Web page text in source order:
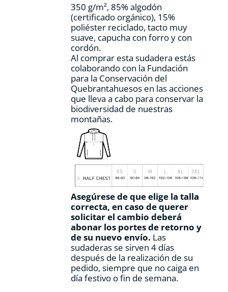
página
de
producto
350 g/m², 85% algodón
(certificado orgánico), 15%
poliéster reciclado, tacto muy
suave, capucha con forro y con
cordón.
Al comprar esta sudadera estás
colaborando con la Fundación
para la Conservación del
Quebrantahuesos en las acciones
que lleva a cabo para conservar la
biodiversidad de nuestras
montañas.
Asegúrese de que elige la talla
correcta, en caso de querer
solicitar el cambio deberá
abonar los portes de retorno y
de su nuevo envío. Las
sudaderas se sirven 4 días
después de la realización de su
pedido, siempre que no caiga en
día festivo o fin de semana.